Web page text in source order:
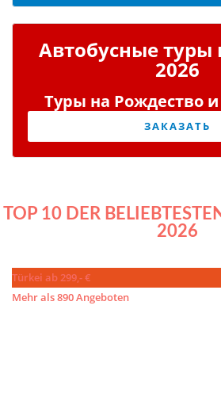
Автобусные туры
2026
Туры на Рождество
ЗАКАЗАТЬ
TOP 10 DER
2026
Türkei ab 299,- €
Mehr als 890 Angeboten